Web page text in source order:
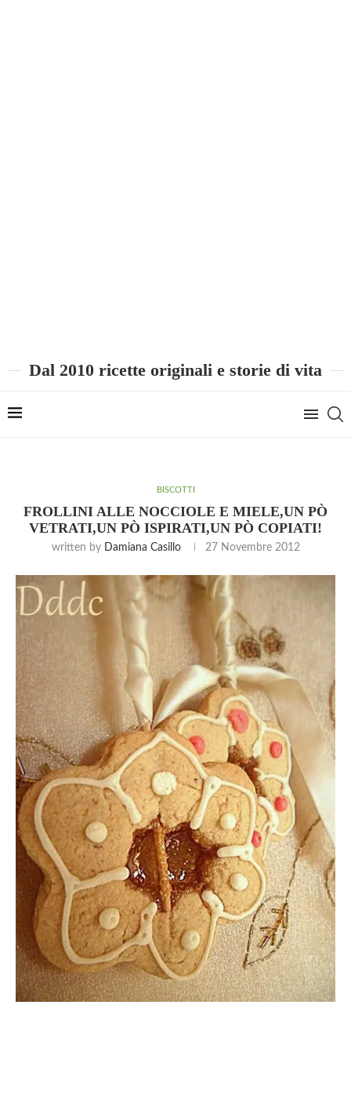
Dal 2010 ricette originali e storie di vita
BISCOTTI
FROLLINI ALLE NOCCIOLE E MIELE,UN PÒ
VETRATI,UN PÒ ISPIRATI,UN PÒ COPIATI!
written by Damiana Casillo 27 Novembre 2012